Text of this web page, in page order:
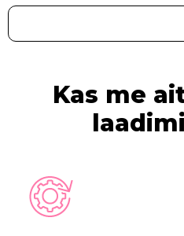
Kas me